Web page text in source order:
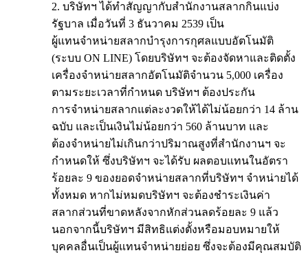
2. บริษัทฯ ได้ทำสัญญากับสำนักงานสลากกินแบ่ง
รัฐบาล เมื่อวันที่ 3 ธันวาคม 2539 เป็น
ผู้แทนจำหน่ายสลากบำรุงการกุศลแบบอัตโนมัติ
(ระบบ ON LINE) โดยบริษัทฯ จะต้องจัดหาและติดตั้ง
เครื่องจำหน่ายสลากอัตโนมัติจำนวน 5,000 เครื่อง
ตามระยะเวลาที่กำหนด บริษัทฯ ต้องประกัน
การจำหน่ายสลากแต่ละงวดให้ได้ไม่น้อยกว่า 14 ล้าน
ฉบับ และเป็นเงินไม่น้อยกว่า 560 ล้านบาท และ
ต้องจำหน่ายไม่เกินกว่าปริมาณสูงที่สำนักงานฯ จะ
กำหนดให้ ซึ่งบริษัทฯ จะได้รับ ผลตอบแทนในอัตรา
ร้อยละ 9 ของยอดจำหน่ายสลากที่บริษัทฯ จำหน่ายได้
ทั้งหมด หากไม่หมดบริษัทฯ จะต้องชำระเงินค่า
สลากส่วนที่ขาดหลังจากหักส่วนลดร้อยละ 9 แล้ว
นอกจากนี้บริษัทฯ มีสิทธิแต่งตั้งหรือมอบหมายให้
บุคคลอื่นเป็นผู้แทนจำหน่ายย่อย ซึ่งจะต้องมีคุณสมบัติ